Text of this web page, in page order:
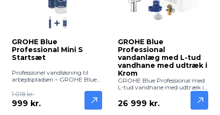
GROHE Blue
Professional Mini S
Startsæt
Professionel vandløsning til
arbejdspladsen – GROHE Blue
Dette kompakte startsæt er
ideelt til kontorer, mødelokaler
og klinikker, hvor pladsen er
1 018 kr.
999 kr.
GROHE Blue
Professional
vandanlæg med L-tud
vandhane med udtræk i
Krom
GROHE Blue Professional med
L-tud vandhane med udtræk i
krom leverer frisk, filtreret og
afkølet vand direkte fra hanen.
Elegant og funktionel løsning til
26 999 kr.